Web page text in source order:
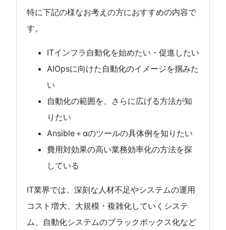
特に下記の様なお考えの方におすすめの内容で
す。
ITインフラ自動化を始めたい・促進したい
AIOpsに向けた自動化のイメージを掴みた
い
自動化の範囲を、さらに広げる方法が知
りたい
Ansible＋αのツールの具体例を知りたい
費用対効果の高い業務効率化の方法を探
している
IT業界では、深刻な人材不足やシステムの運用
コスト増大、大規模・複雑化していくシステ
ム、自動化システムのブラックボックス化など